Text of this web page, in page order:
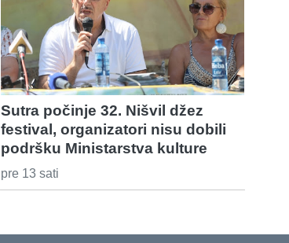
Sutra počinje 32. Nišvil džez
festival, organizatori nisu dobili
podršku Ministarstva kulture
pre 13 sati